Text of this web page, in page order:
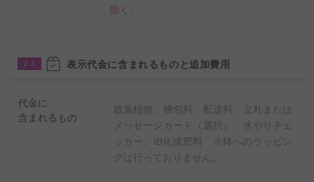
除く。
2-3 表示代金に含まれるものと追加費用
代金に
含まれるもの
観葉植物、梱包料、配送料、立札または
メッセージカード（選択）、水やりチェ
ッカー、IB化成肥料 ※鉢へのラッピン
グは行っておりません。